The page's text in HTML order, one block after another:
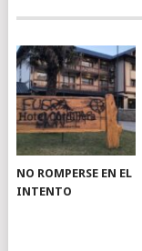
NO ROMPERSE EN EL
INTENTO